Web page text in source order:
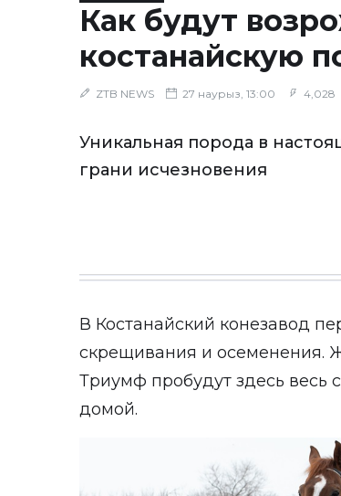
Как будут
костанайскую
ZTB NEWS 27 наурыз, 13:00 4,028
Уникальная порода в
грани исчезновения
В Костанайский конезавод
скрещивания и осеменения.
Триумф пробудут здесь весь
домой.